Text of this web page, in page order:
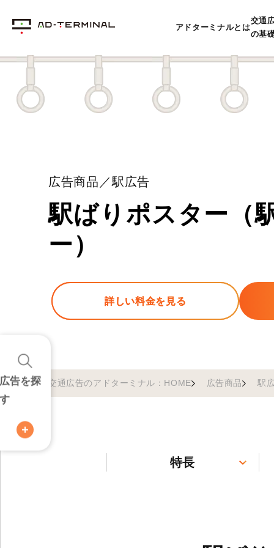
広告を探
す
アドターミナルとは
交通
の基
広告商品／駅広告
駅ばりポスター（
ー）
詳しい料金を見る
交通広告のアドターミナル：HOME 広告商品 駅
特長